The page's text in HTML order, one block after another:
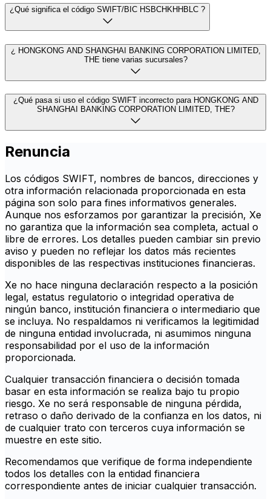
¿Qué significa el código SWIFT/BIC HSBCHKHHBLC ?
¿ HONGKONG AND SHANGHAI BANKING CORPORATION LIMITED,
THE tiene varias sucursales?
¿Qué pasa si uso el código SWIFT incorrecto para HONGKONG AND
SHANGHAI BANKING CORPORATION LIMITED, THE?
Renuncia
Los códigos SWIFT, nombres de bancos, direcciones y
otra información relacionada proporcionada en esta
página son solo para fines informativos generales.
Aunque nos esforzamos por garantizar la precisión, Xe
no garantiza que la información sea completa, actual o
libre de errores. Los detalles pueden cambiar sin previo
aviso y pueden no reflejar los datos más recientes
disponibles de las respectivas instituciones financieras.
Xe no hace ninguna declaración respecto a la posición
legal, estatus regulatorio o integridad operativa de
ningún banco, institución financiera o intermediario que
se incluya. No respaldamos ni verificamos la legitimidad
de ninguna entidad involucrada, ni asumimos ninguna
responsabilidad por el uso de la información
proporcionada.
Cualquier transacción financiera o decisión tomada
basar en esta información se realiza bajo tu propio
riesgo. Xe no será responsable de ninguna pérdida,
retraso o daño derivado de la confianza en los datos, ni
de cualquier trato con terceros cuya información se
muestre en este sitio.
Recomendamos que verifique de forma independiente
todos los detalles con la entidad financiera
correspondiente antes de iniciar cualquier transacción.